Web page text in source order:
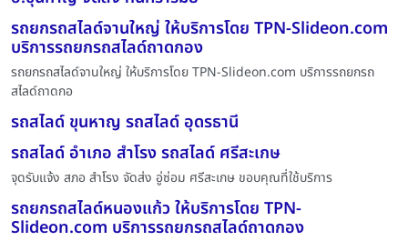
รถยกรถสไลด์จานใหญ่ ให้บริการโดย TPN-Slideon.com
บริการรถยกรถสไลด์ถาดกอง
รถยกรถสไลด์จานใหญ่ ให้บริการโดย TPN-Slideon.com บริการรถยกรถ
สไลด์ถาดกอ
รถสไลด์ ขุนหาญ รถสไลด์ อุดรธานี
รถสไลด์ อำเภอ สำโรง รถสไลด์ ศรีสะเกษ
จุดรับแจ้ง สภอ สำโรง จัดส่ง อู่ซ่อม ศรีสะเกษ ขอบคุณที่ใช้บริการ
รถยกรถสไลด์หนองแก้ว ให้บริการโดย TPN-
Slideon.com บริการรถยกรถสไลด์ถาดกอง